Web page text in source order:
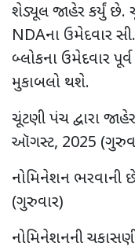
શેડ્યૂલ જાહેર કર્યું છે.
NDAના ઉમેદવાર
બ્લોકના ઉમેદવાર
મુકાબલો થશે.
ચૂંટણી પંચ દ્વારા
ઑગસ્ટ, 2025 (
નોમિનેશન ભરવાની
(ગુરુવાર)
નોમિનેશનની